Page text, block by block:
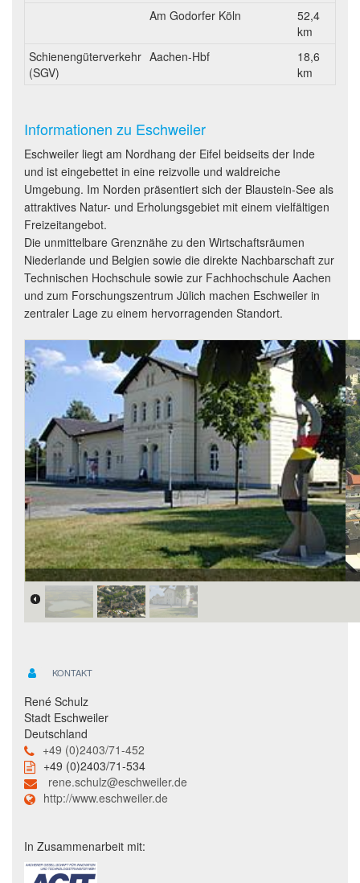
Am Godorfer Köln
52,4
km
Schienengüterverkehr
(SGV)
Aachen-Hbf
18,6
km
Informationen zu Eschweiler
Eschweiler liegt am Nordhang der Eifel beidseits der Inde
und ist eingebettet in eine reizvolle und waldreiche
Umgebung. Im Norden präsentiert sich der Blaustein-See als
attraktives Natur- und Erholungsgebiet mit einem vielfältigen
Freizeitangebot.
Die unmittelbare Grenznähe zu den Wirtschaftsräumen
Niederlande und Belgien sowie die direkte Nachbarschaft zur
Technischen Hochschule sowie zur Fachhochschule Aachen
und zum Forschungszentrum Jülich machen Eschweiler in
zentraler Lage zu einem hervorragenden Standort.
KONTAKT
René Schulz
Stadt Eschweiler
Deutschland
+49 (0)2403/71-452
+49 (0)2403/71-534
rene.schulz@eschweiler.de
http://www.eschweiler.de
In Zusammenarbeit mit: